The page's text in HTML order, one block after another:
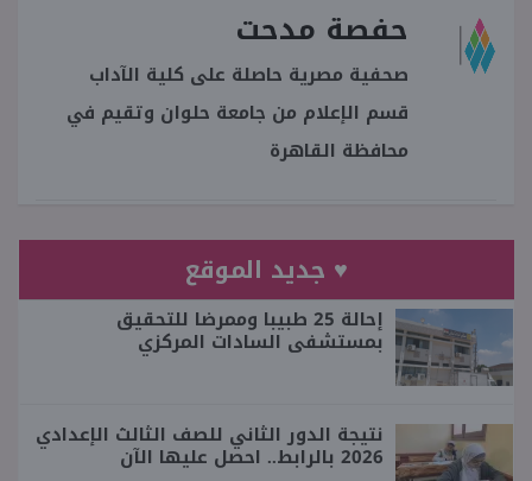
حفصة مدحت
صحفية مصرية حاصلة على كلية الآداب
قسم الإعلام من جامعة حلوان وتقيم في
محافظة القاهرة
♥ جديد الموقع
إحالة 25 طبيبا وممرضا للتحقيق
بمستشفى السادات المركزي
نتيجة الدور الثاني للصف الثالث الإعدادي
2026 بالرابط.. احصل عليها الآن